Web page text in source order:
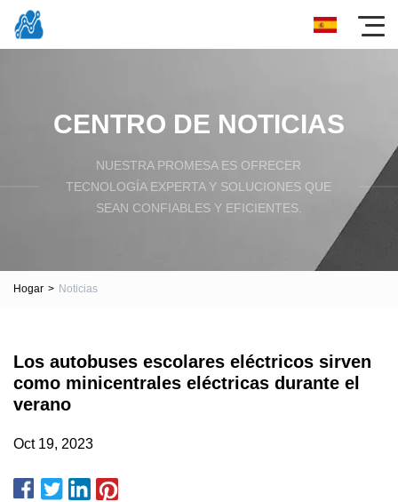
CENTRO DE NOTICIAS
NUESTRA PROMESA ES OFRECER
TECNOLOGÍA EXPERTA Y SOLUCIONES QUE
SEAN CONFIABLES Y EFICIENTES.
Hogar > Noticias
Los autobuses escolares eléctricos sirven
como minicentrales eléctricas durante el
verano
Oct 19, 2023